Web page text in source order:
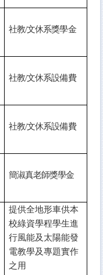
社教/文休系獎學金
社教/文休系設備費
社教/文休系設備費
簡淑真老師獎學金
提供全地形車供本
校綠資學程學生進
行風能及太陽能發
電教學及專題實作
之用